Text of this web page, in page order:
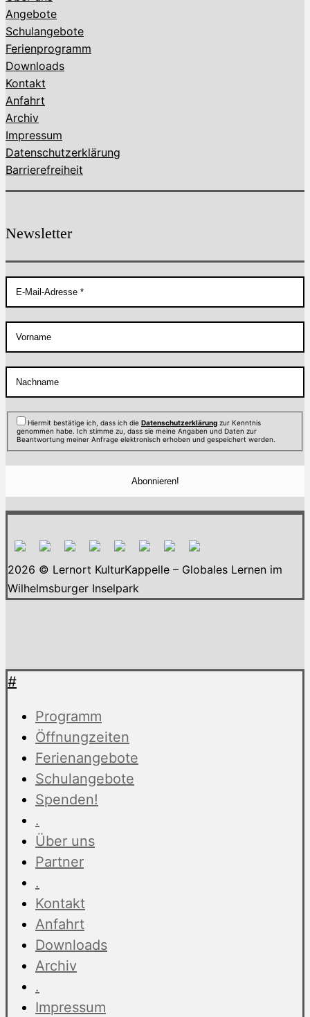
Angebote
Schulangebote
Ferienprogramm
Downloads
Kontakt
Anfahrt
Archiv
Impressum
Datenschutzerklärung
Barrierefreiheit
Newsletter
Hiermit bestätige ich, dass ich die Datenschutzerklärung zur Kenntnis
genommen habe. Ich stimme zu, dass sie meine Angaben und Daten zur
Beantwortung meiner Anfrage elektronisch erhoben und gespeichert werden.
2026 © Lernort KulturKappelle – Globales Lernen im
Wilhelmsburger Inselpark
#
Programm
Öffnungzeiten
Ferienangebote
Schulangebote
Spenden!
.
Über uns
Partner
.
Kontakt
Anfahrt
Downloads
Archiv
.
Impressum